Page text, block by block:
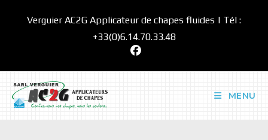
Verguier AC2G Applicateur de chapes fluides | Tél :
+33(0)6.14.70.33.48
MENU